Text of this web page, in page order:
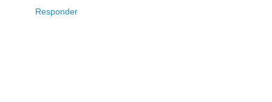
Responder